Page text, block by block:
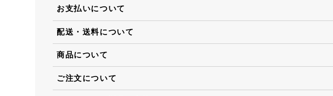
お支払いについて
配送・送料について
商品について
ご注文について